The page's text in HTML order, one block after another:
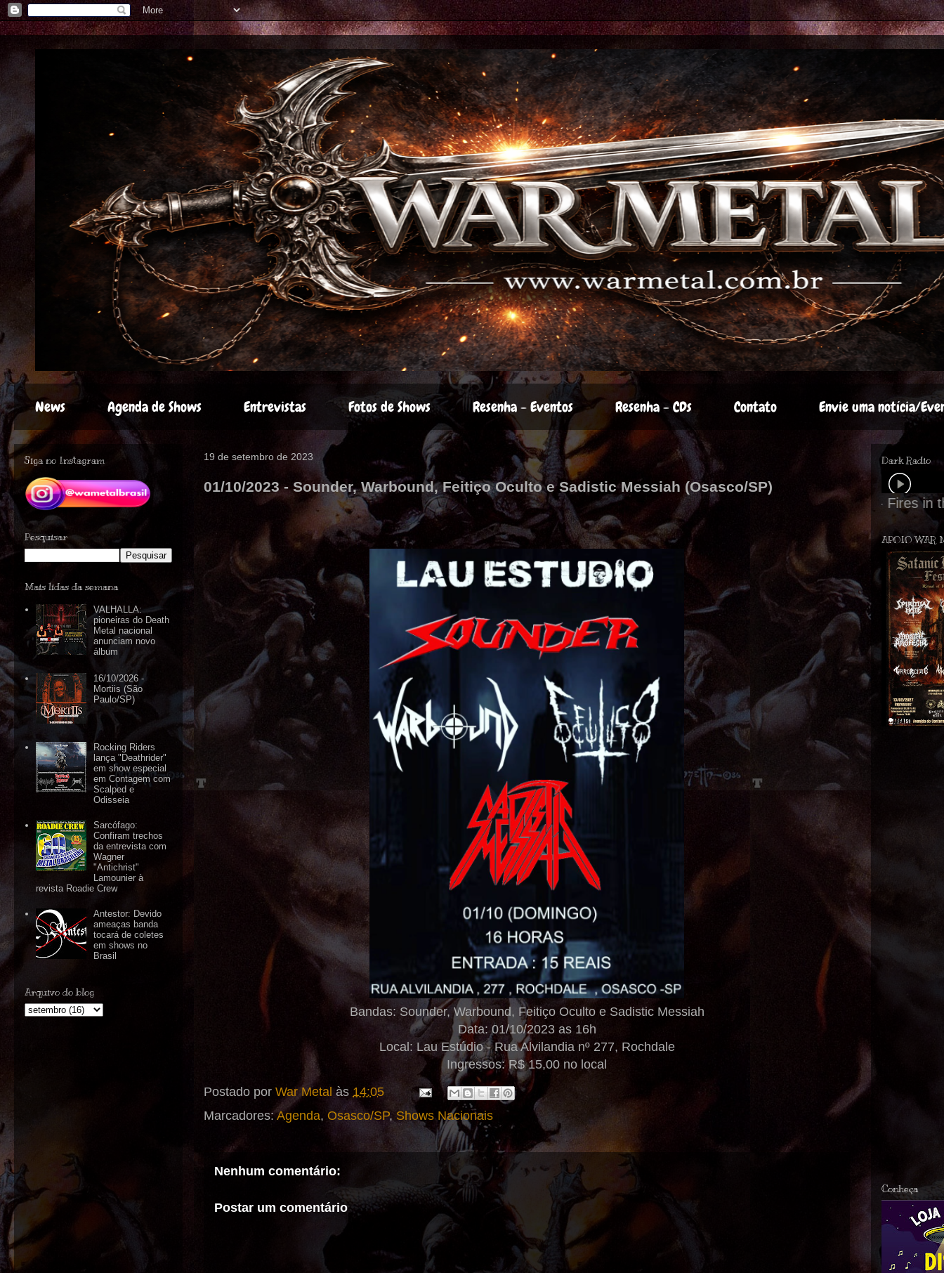
News Agenda de Shows Entrevistas Fotos de Shows Resenha - Eventos Resenha - CDs Contato Envie uma notícia/
19 de setembro de 2023
01/10/2023 - Sounder, Warbound, Feitiço Oculto e Sadistic Messiah (Osasco/SP)
Bandas: Sounder, Warbound, Feitiço Oculto e Sadistic Messiah
Data: 01/10/2023 as 16h
Local: Lau Estúdio - Rua Alvilandia nº 277, Rochdale
Ingressos: R$ 15,00 no local
Postado por War Metal às 14:05
Marcadores:Agenda, Osasco/SP, Shows Nacionais
Nenhum comentário:
Postar um comentário
Siga no Instagram
Pesquisar
Mais lidas da semana
VALHALLA:
pioneiras do Death
Metal nacional
anunciam novo
álbum
16/10/2026 -
Mortiis (São
Paulo/SP)
Rocking Riders
lança "Deathrider"
em show especial
em Contagem com
Scalped e
Odisseia
Sarcófago:
Confiram trechos
da entrevista com
Wagner
"Antichrist"
Lamounier à
revista Roadie Crew
Antestor: Devido
ameaças banda
tocará de coletes
em shows no
Brasil
Arquivo do blog
Dark Radio
APOIO WAR
Conheça